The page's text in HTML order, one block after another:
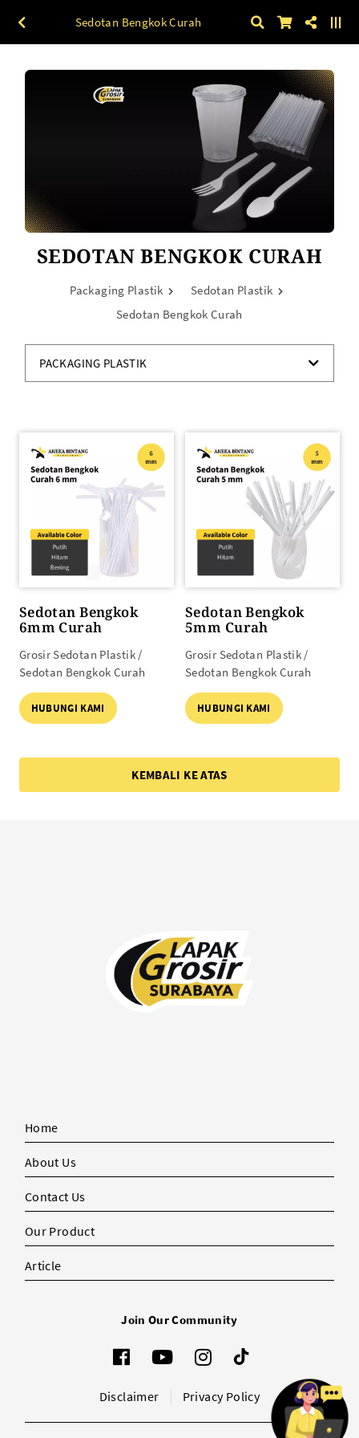
Sedotan Bengkok Curah
SEDOTAN BENGKOK CURAH
Packaging Plastik
Sedotan Plastik
Sedotan Bengkok Curah
PACKAGING PLASTIK
Sedotan Bengkok
6mm Curah
Grosir Sedotan Plastik /
Sedotan Bengkok Curah
HUBUNGI KAMI
Sedotan Bengkok
5mm Curah
Grosir Sedotan Plastik /
Sedotan Bengkok Curah
HUBUNGI KAMI
KEMBALI KE ATAS
Home
About Us
Contact Us
Our Product
Article
Join Our Community
Disclaimer Privacy Policy